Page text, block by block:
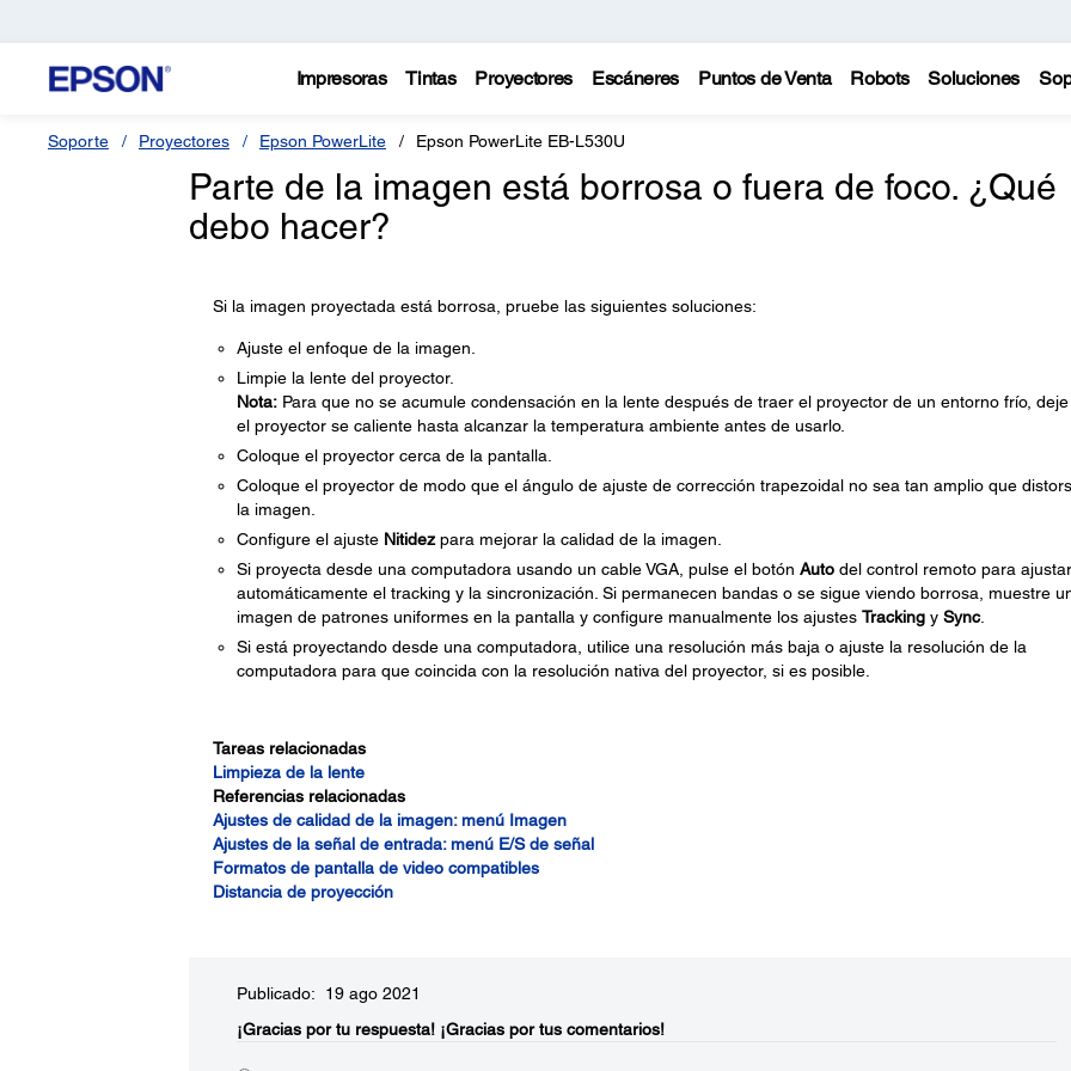
Impresoras Tintas Proyectores Escáneres Puntos de Venta Robots Soluciones
Soporte Proyectores Epson PowerLite Epson PowerLite EB-L530U
Parte de la imagen está borrosa o fuera de foco. ¿Qué
debo hacer?
Si la imagen proyectada está borrosa, pruebe las siguientes soluciones:
Ajuste el enfoque de la imagen.
Limpie la lente del proyector.
Nota:Para que no se acumule condensación en la lente después de traer el proyector de un entorno frío,
el proyector se caliente hasta alcanzar la temperatura ambiente antes de usarlo.
Coloque el proyector cerca de la pantalla.
Coloque el proyector de modo que el ángulo de ajuste de corrección trapezoidal no sea tan amplio que
la imagen.
Configure el ajuste Nitidezpara mejorar la calidad de la imagen.
Si proyecta desde una computadora usando un cable VGA, pulse el botón Autodel control remoto para ajustar
automáticamente el tracking y la sincronización. Si permanecen bandas o se sigue viendo borrosa, muestre
imagen de patrones uniformes en la pantalla y configure manualmente los ajustes Trackingy Sync.
Si está proyectando desde una computadora, utilice una resolución más baja o ajuste la resolución de la
computadora para que coincida con la resolución nativa del proyector, si es posible.
Tareas relacionadas
Limpieza de la lente
Referencias relacionadas
Ajustes de calidad de la imagen: menú Imagen
Ajustes de la señal de entrada: menú E/S de señal
Formatos de pantalla de video compatibles
Distancia de proyección
Publicado: 19 ago 2021
¡Gracias por tu respuesta! ¡Gracias por tus comentarios!